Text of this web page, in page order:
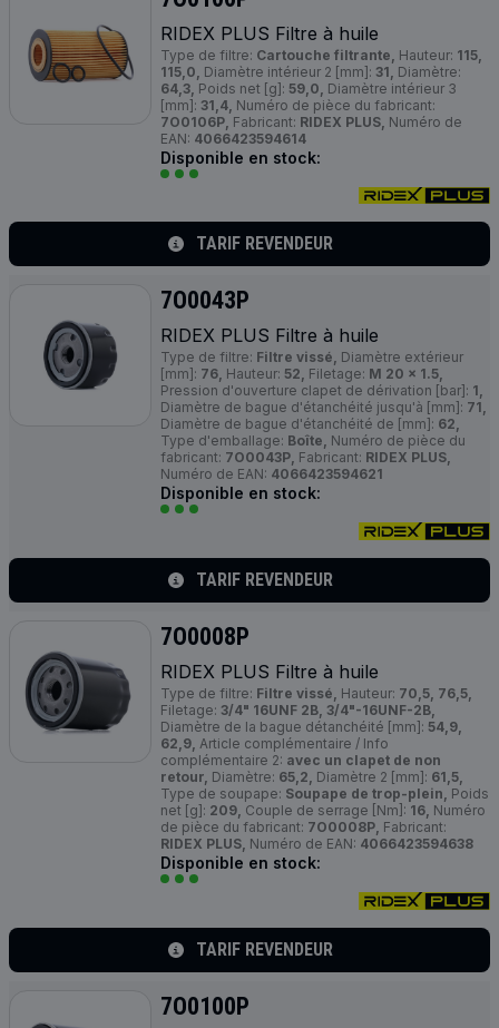
RIDEX PLUS Filtre à huile
Type de filtre: Cartouche filtrante, Hauteur: 115,
115,0, Diamètre intérieur 2 [mm]: 31, Diamètre:
64,3, Poids net [g]: 59,0, Diamètre intérieur 3
[mm]: 31,4, Numéro de pièce du fabricant:
7O0106P, Fabricant: RIDEX PLUS, Numéro de
EAN: 4066423594614
Disponible en stock:
TARIF REVENDEUR
7O0043P
RIDEX PLUS Filtre à huile
Type de filtre: Filtre vissé, Diamètre extérieur
[mm]: 76, Hauteur: 52, Filetage: M 20 x 1.5,
Pression d'ouverture clapet de dérivation [bar]: 1,
Diamètre de bague d'étanchéité jusqu'à [mm]: 71,
Diamètre de bague d'étanchéité de [mm]: 62,
Type d'emballage: Boîte, Numéro de pièce du
fabricant: 7O0043P, Fabricant: RIDEX PLUS,
Numéro de EAN: 4066423594621
Disponible en stock:
TARIF REVENDEUR
7O0008P
RIDEX PLUS Filtre à huile
Type de filtre: Filtre vissé, Hauteur: 70,5, 76,5,
Filetage: 3/4" 16UNF 2B, 3/4"-16UNF-2B,
Diamètre de la bague détanchéité [mm]: 54,9,
62,9, Article complémentaire / Info
complémentaire 2: avec un clapet de non
retour, Diamètre: 65,2, Diamètre 2 [mm]: 61,5,
Type de soupape: Soupape de trop-plein, Poids
net [g]: 209, Couple de serrage [Nm]: 16, Numéro
de pièce du fabricant: 7O0008P, Fabricant:
RIDEX PLUS, Numéro de EAN: 4066423594638
Disponible en stock:
TARIF REVENDEUR
7O0100P